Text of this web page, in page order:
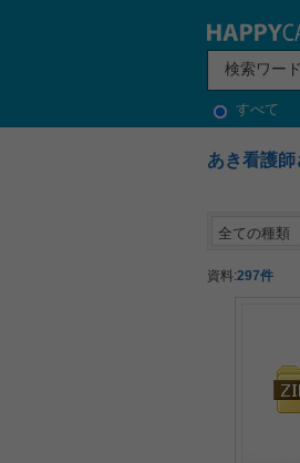
すべて
あき看護
全ての種類
資料:297件